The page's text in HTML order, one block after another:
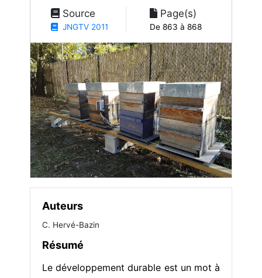
Source
JNGTV 2011
Page(s)
De 863 à 868
Auteurs
C. Hervé-Bazin
Résumé
Le développement durable est un mot à